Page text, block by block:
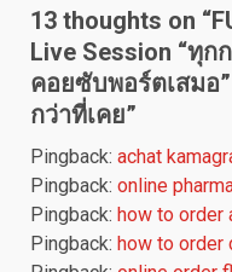
13 thoughts on “
Live Session “ทุก
คอยซับพอร์ตเสมอ
กว่าที่เคย”
Pingback: achat
Pingback: online
Pingback: how to order
Pingback: how to order